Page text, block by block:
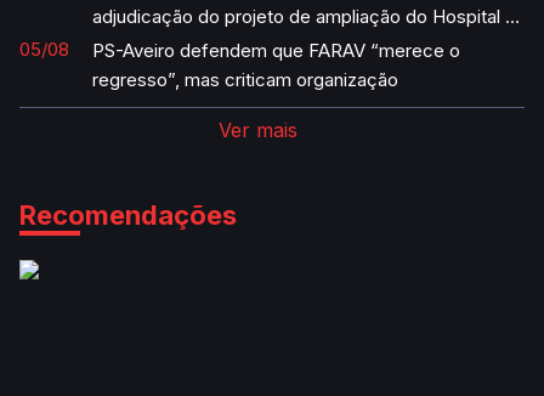
adjudicação do projeto de ampliação do Hospital é
“uma vergonha”
05/08
PS-Aveiro defendem que FARAV “merece o
regresso”, mas criticam organização
Ver mais
Recomendações